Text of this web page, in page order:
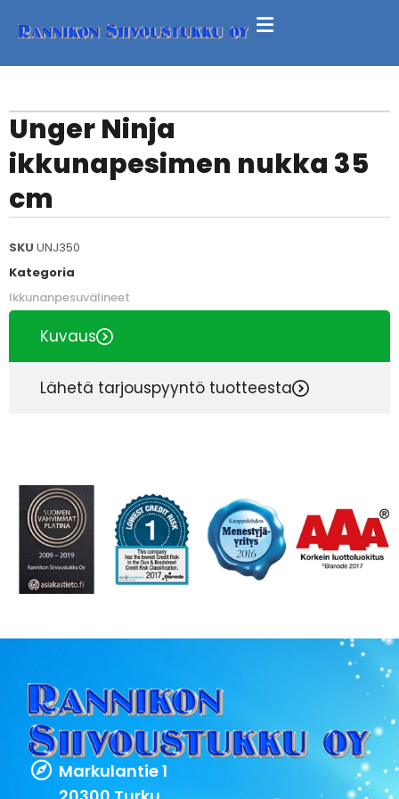
Unger Ninja
ikkunapesimen nukka 35
cm
SKU UNJ350
Kategoria
Ikkunanpesuvälineet
Kuvaus
Lähetä tarjouspyyntö tuotteesta
Markulantie 1